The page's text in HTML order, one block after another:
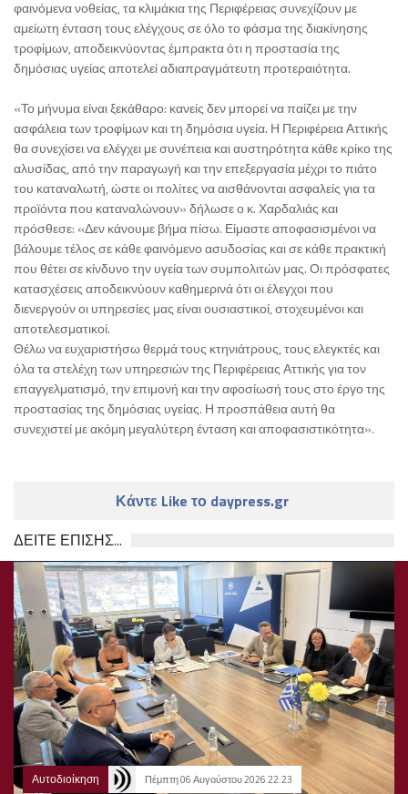
φαινόμενα νοθείας, τα κλιμάκια της Περιφέρειας συνεχίζουν με
αμείωτη ένταση τους ελέγχους σε όλο το φάσμα της διακίνησης
τροφίμων, αποδεικνύοντας έμπρακτα ότι η προστασία της
δημόσιας υγείας αποτελεί αδιαπραγμάτευτη προτεραιότητα.
«Το μήνυμα είναι ξεκάθαρο: κανείς δεν μπορεί να παίζει με την
ασφάλεια των τροφίμων και τη δημόσια υγεία. Η Περιφέρεια Αττικής
θα συνεχίσει να ελέγχει με συνέπεια και αυστηρότητα κάθε κρίκο της
αλυσίδας, από την παραγωγή και την επεξεργασία μέχρι το πιάτο
του καταναλωτή, ώστε οι πολίτες να αισθάνονται ασφαλείς για τα
προϊόντα που καταναλώνουν» δήλωσε ο κ. Χαρδαλιάς και
πρόσθεσε: «Δεν κάνουμε βήμα πίσω. Είμαστε αποφασισμένοι να
βάλουμε τέλος σε κάθε φαινόμενο ασυδοσίας και σε κάθε πρακτική
που θέτει σε κίνδυνο την υγεία των συμπολιτών μας. Οι πρόσφατες
κατασχέσεις αποδεικνύουν καθημερινά ότι οι έλεγχοι που
διενεργούν οι υπηρεσίες μας είναι ουσιαστικοί, στοχευμένοι και
αποτελεσματικοί.
Θέλω να ευχαριστήσω θερμά τους κτηνιάτρους, τους ελεγκτές και
όλα τα στελέχη των υπηρεσιών της Περιφέρειας Αττικής για τον
επαγγελματισμό, την επιμονή και την αφοσίωσή τους στο έργο της
προστασίας της δημόσιας υγείας. Η προσπάθεια αυτή θα
συνεχιστεί με ακόμη μεγαλύτερη ένταση και αποφασιστικότητα».
Κάντε Like το daypress.gr
ΔΕΙΤΕ ΕΠΙΣΗΣ...
Αυτοδιοίκηση Πέμπτη 06 Αυγούστου 2026 22:23